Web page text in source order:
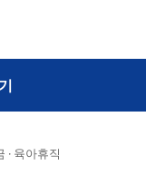
· 육아휴직